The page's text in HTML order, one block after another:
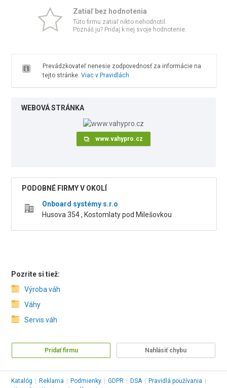
Zatiaľ bez hodnotenia
Túto firmu zatiaľ nikto nehodnotil.
Poznáš ju? Pridaj k nej svoje hodnotenie.
Prevádzkovateľ nenesie zodpovednosť za informácie na
tejto stránke. Viac v Pravidlách
WEBOVÁ STRÁNKA
www.vahypro.cz
PODOBNÉ FIRMY V OKOLÍ
Onboard systémy s.r.o
Husova 354 , Kostomlaty pod Milešovkou
Pozrite si tiež:
Výroba váh
Váhy
Servis váh
Pridať firmu Nahlásiť chybu
Katalóg Reklama Podmienky GDPR DSA Pravidlá používania